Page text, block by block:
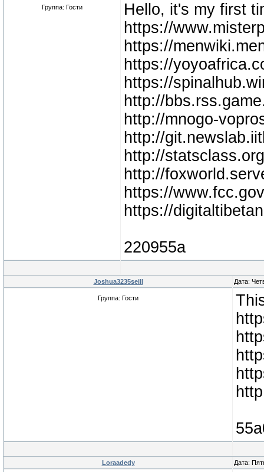
Группа: Гости
Hello, it's my first
https://
https://
https://
https://
http://
http://mnogo-
http://
http://
http://
https://
https://
220955a
Joshua3235seill Дата:
Группа: Гости
Loraadedy Дата: